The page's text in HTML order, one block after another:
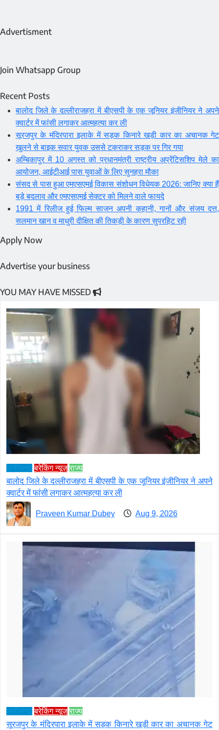
Advertisment
Join Whatsapp Group
Recent Posts
बालोद जिले के दल्लीराजहरा में बीएसपी के एक जूनियर इंजीनियर ने अपने
क्वार्टर में फांसी लगाकर आत्महत्या कर ली
सूरजपुर के मंदिरपारा इलाके में सड़क किनारे खड़ी कार का अचानक गेट
खुलने से बाइक सवार युवक उससे टकराकर सड़क पर गिर गया
अम्बिकापुर में 10 अगस्त को प्रधानमंत्री राष्ट्रीय अप्रेंटिसशिप मेले का
आयोजन, आईटीआई पास युवाओं के लिए सुनहरा मौका
संसद से पास हुआ एमएसएमई विकास संशोधन विधेयक 2026: जानिए क्या हैं
बड़े बदलाव और एमएसएमई सेक्टर को मिलने वाले फायदे
1991 में रिलीज हुई फिल्म साजन अपनी कहानी, गानों और संजय दत्त,
सलमान खान व माधुरी दीक्षित की तिकड़ी के कारण सुपरहिट रही
Apply Now
Advertise your business
YOU MAY HAVE MISSED
ब्रेकिंग न्यूज़ राज्य
बालोद जिले के दल्लीराजहरा में बीएसपी के एक जूनियर इंजीनियर ने अपने
क्वार्टर में फांसी लगाकर आत्महत्या कर ली
Praveen Kumar Dubey Aug 9, 2026
ब्रेकिंग न्यूज़ राज्य
सूरजपुर के मंदिरपारा इलाके में सड़क किनारे खड़ी कार का अचानक गेट